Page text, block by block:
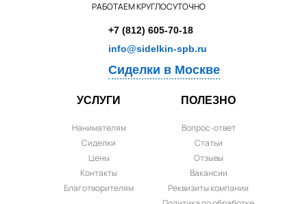
РАБОТАЕМ КРУГЛОСУТОЧНО
+7 (812) 605-70-18
info@sidelkin-spb.ru
Сиделки в Москве
УСЛУГИ
Нанимателям
Сиделки
Цены
Контакты
Благотворителям
ПОЛЕЗНО
Вопрос-ответ
Статьи
Отзывы
Вакансии
Реквизиты компании